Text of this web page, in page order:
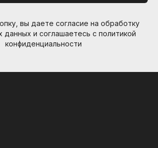
вы даете согласие на обработку
данных и соглашаетесь c политикой
конфиденциальности